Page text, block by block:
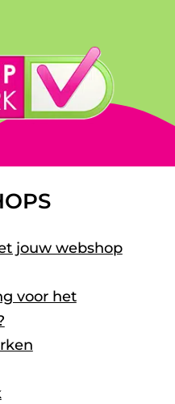
jouw webshop
voor het